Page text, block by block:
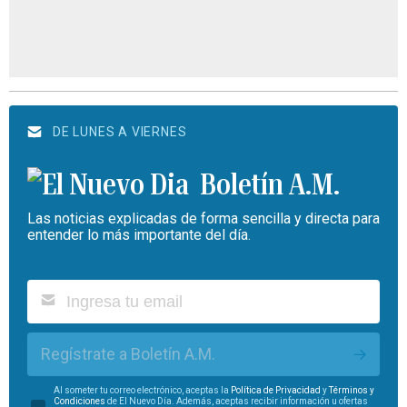
DE LUNES A VIERNES
Boletín A.M.
Las noticias explicadas de forma sencilla y directa para
entender lo más importante del día.
Regístrate a Boletín A.M.
Al someter tu correo electrónico, aceptas la Política de Privacidad yTérminos y
Condiciones de El Nuevo Día. Además, aceptas recibir información u ofertas